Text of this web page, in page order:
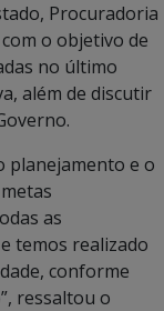
Procuradoria
com o objetivo de
no último
além de discutir
planejamento e o
as
temos realizado
conforme
ressaltou o